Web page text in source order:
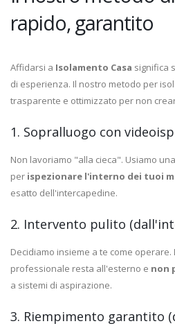
rapido, garantito
Affidarsi a Isolamento Casa significa
di esperienza. Il nostro metodo per
trasparente e ottimizzato per non
1. Sopralluogo con
Non lavoriamo "alla cieca". Usiamo
per ispezionare l'interno dei tuoi
esatto dell'intercapedine.
2. Intervento pulito
Decidiamo insieme a te come
professionale resta all'esterno e non
a sistemi di aspirazione.
3. Riempimento garantito